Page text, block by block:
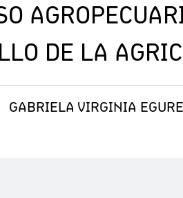
DE LA
GABRIELA VIRGINIA